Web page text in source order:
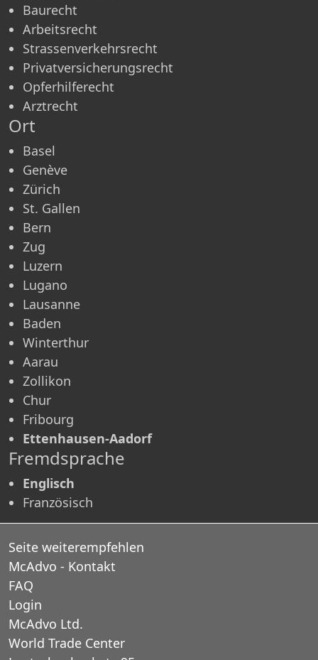
Baurecht
Arbeitsrecht
Strassenverkehrsrecht
Privatversicherungsrecht
Opferhilferecht
Arztrecht
Ort
Basel
Genève
Zürich
St. Gallen
Bern
Zug
Luzern
Lugano
Lausanne
Baden
Winterthur
Aarau
Zollikon
Chur
Fribourg
Ettenhausen-Aadorf
Fremdsprache
Englisch
Französisch
Seite weiterempfehlen
McAdvo - Kontakt
FAQ
Login
McAdvo Ltd.
World Trade Center